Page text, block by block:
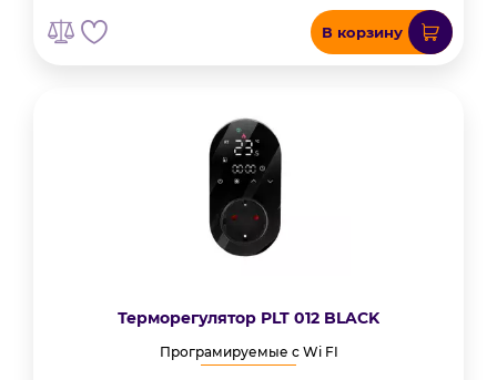
В корзину
Терморегулятор PLT 012 BLACK
Програмируемые с Wi FI